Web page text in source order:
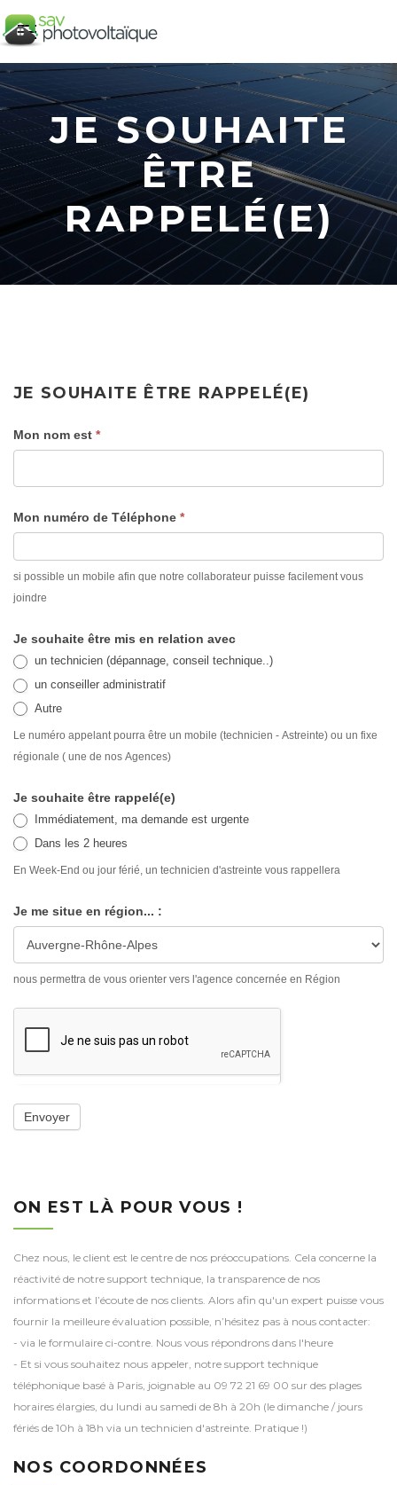
JE SOUHAITE
ÊTRE
RAPPELÉ(E)
JE SOUHAITE ÊTRE RAPPELÉ(E)
Je
être
Mon nom est *
Mon numéro de Téléphone *
si possible un mobile afin que notre collaborateur puisse facilement vous
joindre
Je souhaite être mis en relation avec
un technicien (dépannage, conseil technique..)
un conseiller administratif
Autre
Le numéro appelant pourra être un mobile (technicien - Astreinte) ou un fixe
régionale ( une de nos Agences)
Je souhaite être rappelé(e)
Immédiatement, ma demande est urgente
Dans les 2 heures
En Week-End ou jour férié, un technicien d'astreinte vous rappellera
Je me situe en région... :
nous permettra de vous orienter vers l'agence concernée en Région
Si
vous
humain,
remplissez
pas
ce
Envoyer
ON EST LÀ POUR VOUS !
Chez nous, le client est le centre de nos préoccupations. Cela concerne la
réactivité de notre support technique, la transparence de nos
informations et l’écoute de nos clients. Alors afin qu'un expert puisse vous
fournir la meilleure évaluation possible, n’hésitez pas à nous contacter:
- via le formulaire ci-contre. Nous vous répondrons dans l'heure
- Et si vous souhaitez nous appeler, notre support technique
téléphonique basé à Paris, joignable au 09 72 21 69 00 sur des plages
horaires élargies, du lundi au samedi de 8h à 20h (le dimanche / jours
fériés de 10h à 18h via un technicien d'astreinte. Pratique !)
NOS COORDONNÉES